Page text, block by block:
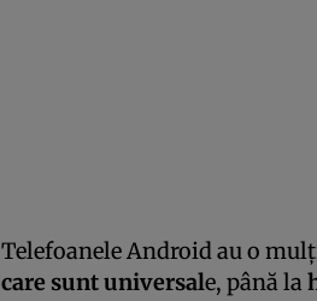
Telefoanele Android au o
care sunt universale, până la